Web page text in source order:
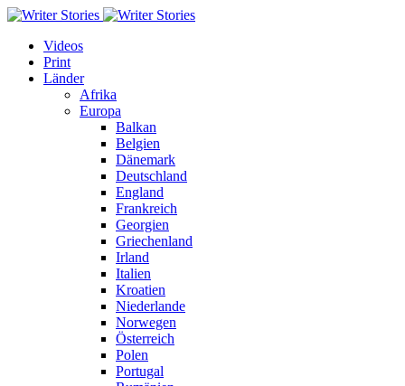
Videos
Print
Länder
Afrika
Europa
Balkan
Belgien
Dänemark
Deutschland
England
Frankreich
Georgien
Griechenland
Irland
Italien
Kroatien
Niederlande
Norwegen
Österreich
Polen
Portugal